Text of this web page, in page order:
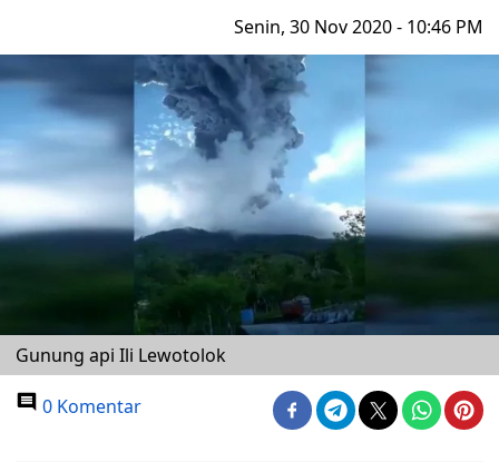
Senin, 30 Nov 2020 - 10:46 PM
Gunung api Ili Lewotolok
0 Komentar